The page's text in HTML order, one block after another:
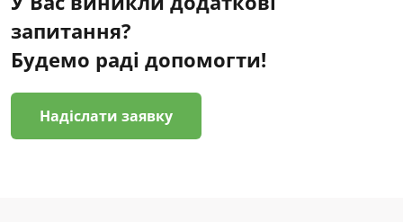
запитання?
Будемо раді допомогти!
Надіслати заявку